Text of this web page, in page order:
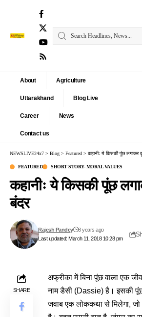
About Agriculture
Uttarakhand Blog Live
Career News
Contact us
NEWSLIVE24x7 > Blog > Featured > कहानीः ये किसकी पूंछ लगाकर
FEATURED SHORT STORY- MORAL VALUES
कहानीः ये किसकी पूंछ
बंदर
Last updated: March 11, 2018 10:28 pm
Rajesh Pandey 8 years ago
SHARE
अफ्रीका में बिना पूंछ वाला एक
नाम डैसी (Dassie) है। इसकी
जवाब एक लोककथा से मिलेगा, जो